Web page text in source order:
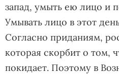
запад, умыть ею лицо и
Умывать лицо в этот
Согласно приданиям,
которая скорбит о том,
покидает. Поэтому в